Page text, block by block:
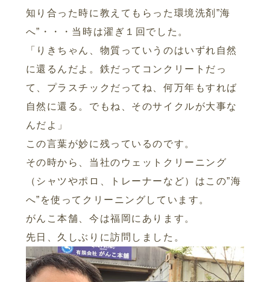
知り合った時に教えてもらった環境洗剤”海
へ”・・・当時は濯ぎ１回でした。
「りきちゃん、物質っていうのはいずれ自然
に還るんだよ。鉄だってコンクリートだっ
て、プラスチックだってね、何万年もすれば
自然に還る。でもね、そのサイクルが大事な
んだよ」
この言葉が妙に残っているのです。
その時から、当社のウェットクリーニング
（シャツやポロ、トレーナーなど）はこの”海
へ”を使ってクリーニングしています。
がんこ本舗、今は福岡にあります。
先日、久しぶりに訪問しました。